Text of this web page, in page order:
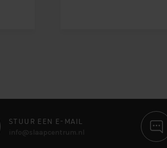
STUUR EEN E-MAIL
info@slaapcentrum.nl